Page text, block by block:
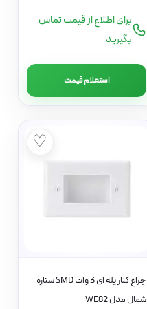
برای اطلاع از قیمت تماس
بگیرید
استعلام قیمت
♡
چراغ کنار پله ای 3 وات SMD ستاره
شمال مدل WE82